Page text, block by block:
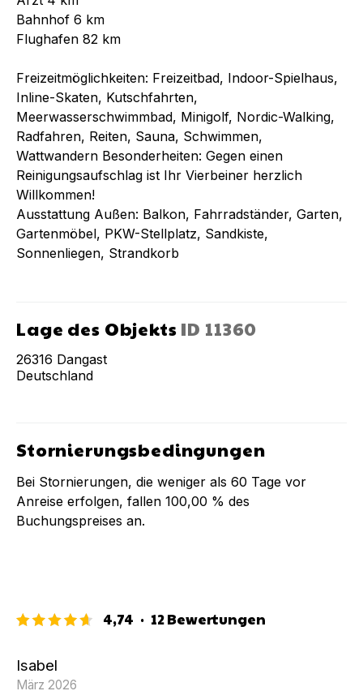
Bahnhof 6 km
Flughafen 82 km
Freizeitmöglichkeiten: Freizeitbad, Indoor-Spielhaus,
Inline-Skaten, Kutschfahrten,
Meerwasserschwimmbad, Minigolf, Nordic-Walking,
Radfahren, Reiten, Sauna, Schwimmen,
Wattwandern Besonderheiten: Gegen einen
Reinigungsaufschlag ist Ihr Vierbeiner herzlich
Willkommen!
Ausstattung Außen: Balkon, Fahrradständer, Garten,
Gartenmöbel, PKW-Stellplatz, Sandkiste,
Sonnenliegen, Strandkorb
Lage des Objekts ID 11360
26316 Dangast
Deutschland
Stornierungsbedingungen
Bei Stornierungen, die weniger als 60 Tage vor
Anreise erfolgen, fallen 100,00 % des
Buchungspreises an.
4,74 · 12Bewertungen
Isabel
März 2026